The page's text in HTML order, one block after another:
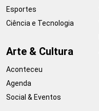
Esportes
Ciência e Tecnologia
Arte & Cultura
Aconteceu
Agenda
Social & Eventos